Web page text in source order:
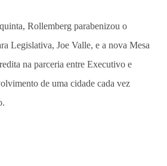
Rollemberg parabenizou o
Legislativa, Joe Valle, e a nova Mesa
na parceria entre Executivo e
de uma cidade cada vez